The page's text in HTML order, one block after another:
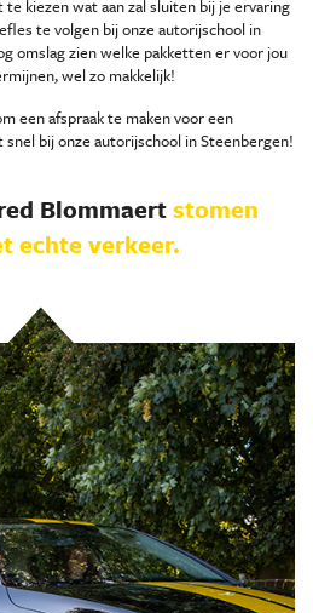
kiezen wat aan zal sluiten bij je ervaring
te volgen bij onze autorijschool in
omslag zien welke pakketten er voor jou
wel zo makkelijk!
een afspraak te maken voor een
bij onze autorijschool in Steenbergen!
Blommaertstomen
echte verkeer.